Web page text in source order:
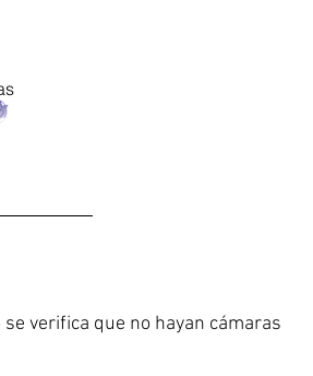
verifica que no hayan cámaras